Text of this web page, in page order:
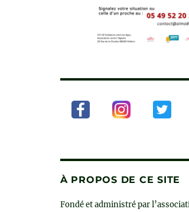
À PROPOS DE CE SITE
Fondé et administré par